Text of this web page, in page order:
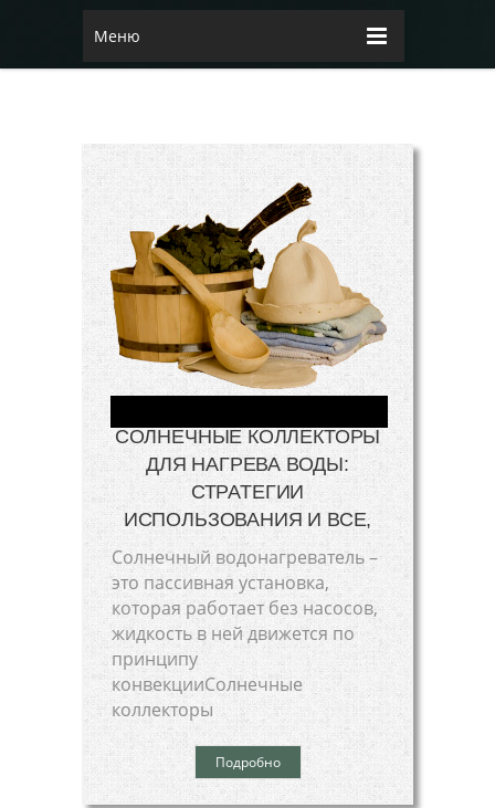
Меню
СОЛНЕЧНЫЕ КОЛЛЕКТОРЫ
ДЛЯ НАГРЕВА ВОДЫ:
СТРАТЕГИИ
ИСПОЛЬЗОВАНИЯ И ВСЕ,
Солнечный водонагреватель –
это пассивная установка,
которая работает без насосов,
жидкость в ней движется по
принципу
конвекцииСолнечные
коллекторы
Подробно